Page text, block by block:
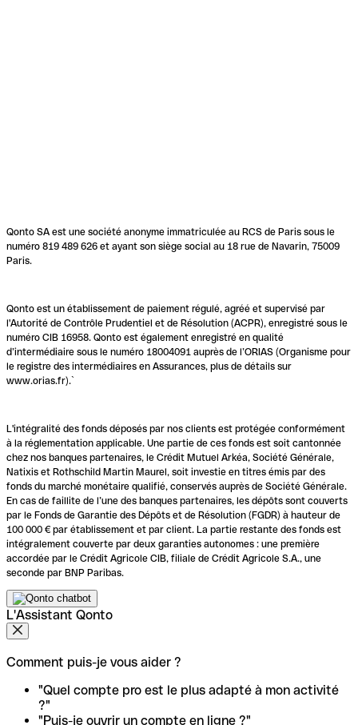
Qonto SA est une société anonyme immatriculée au RCS de Paris sous le
numéro 819 489 626 et ayant son siège social au 18 rue de Navarin, 75009
Paris.
Qonto est un établissement de paiement régulé, agréé et supervisé par
l'Autorité de Contrôle Prudentiel et de Résolution (ACPR), enregistré sous le
numéro CIB 16958. Qonto est également enregistré en qualité
d’intermédiaire sous le numéro 18004091 auprès de l’ORIAS (Organisme pour
le registre des intermédiaires en Assurances, plus de détails sur
www.orias.fr).`
L'intégralité des fonds déposés par nos clients est protégée conformément
à la réglementation applicable. Une partie de ces fonds est soit cantonnée
chez nos banques partenaires, le Crédit Mutuel Arkéa, Société Générale,
Natixis et Rothschild Martin Maurel, soit investie en titres émis par des
fonds du marché monétaire qualifié, conservés auprès de Société Générale.
En cas de faillite de l’une des banques partenaires, les dépôts sont couverts
par le Fonds de Garantie des Dépôts et de Résolution (FGDR) à hauteur de
100 000 € par établissement et par client. La partie restante des fonds est
intégralement couverte par deux garanties autonomes : une première
accordée par le Crédit Agricole CIB, filiale de Crédit Agricole S.A., une
seconde par BNP Paribas.
L'Assistant Qonto
Comment puis-je vous aider ?
"Quel compte pro est le plus adapté à mon activité
?"
"Puis-je ouvrir un compte en ligne ?"